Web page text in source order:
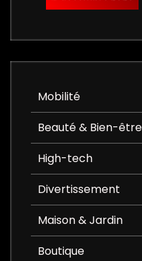
Mobilité
Beauté & Bien-être
High-tech
Divertissement
Maison & Jardin
Boutique